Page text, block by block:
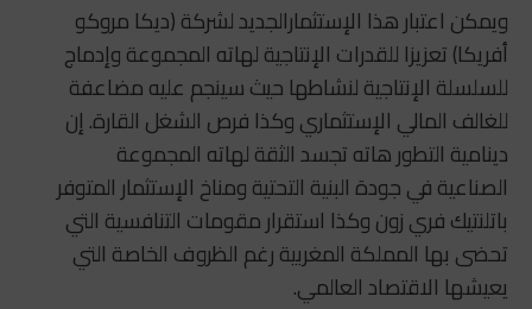
ويمكن اعتبار هذا الإستثمارالجديد لشركة (ديكا مروكو
أفريكا) تعزيزا للقدرات الإنتاجية لهاته المجموعة وإدماج
للسلسلة الإنتاجية لنشاطها حيث سينجم عليه مضاعفة
للغالف المالي الإستثماري وكذا فرص الشغل القارة. إن
دينامية التطور هاته تجسد الثقة لهاته المجموعة
الصناعية في جودة البنية التحتية ومناخ الإستثمار المتوفر
باتلنتيك فري زون وكذا استقرار مقومات التنافسية التي
تحضى بها المملكة المغربية رغم الظروف الخاصة التي
يعيشها الاقتصاد العالمي.